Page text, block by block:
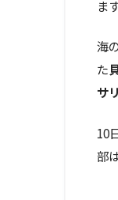
ま
海
た
サ
10
部